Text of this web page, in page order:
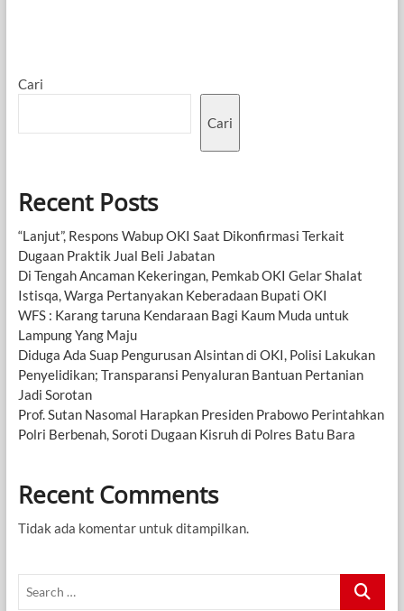
Cari
Cari
Recent Posts
“Lanjut”, Respons Wabup OKI Saat Dikonfirmasi Terkait
Dugaan Praktik Jual Beli Jabatan
Di Tengah Ancaman Kekeringan, Pemkab OKI Gelar Shalat
Istisqa, Warga Pertanyakan Keberadaan Bupati OKI
WFS : Karang taruna Kendaraan Bagi Kaum Muda untuk
Lampung Yang Maju
Diduga Ada Suap Pengurusan Alsintan di OKI, Polisi Lakukan
Penyelidikan; Transparansi Penyaluran Bantuan Pertanian
Jadi Sorotan
Prof. Sutan Nasomal Harapkan Presiden Prabowo Perintahkan
Polri Berbenah, Soroti Dugaan Kisruh di Polres Batu Bara
Recent Comments
Tidak ada komentar untuk ditampilkan.
Search